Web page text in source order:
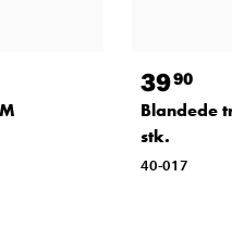
3990
Blandede
stk.
40-017